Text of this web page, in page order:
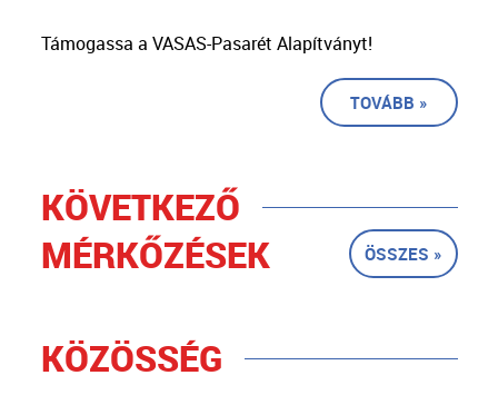
Támogassa a VASAS-Pasarét Alapítványt!
TOVÁBB »
KÖVETKEZŐ
MÉRKŐZÉSEK
ÖSSZES »
KÖZÖSSÉG